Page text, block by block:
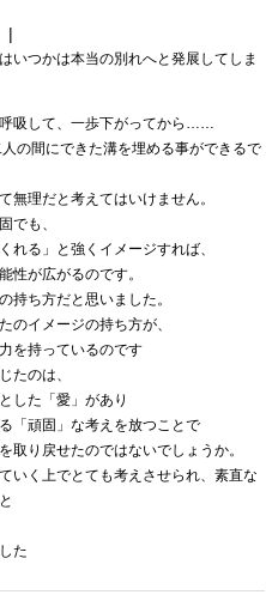
|
いつかは本当の別れへと発展してしま
吸して、一歩下がってから……
の間にできた溝を埋める事ができるで
無理だと考えてはいけません。
でも、
れる」と強くイメージすれば、
性が広がるのです。
持ち方だと思いました。
のイメージの持ち方が、
を持っているのです
たのは、
した「愛」があり
「頑固」な考えを放つことで
取り戻せたのではないでしょうか。
いく上でとても考えさせられ、素直な
た